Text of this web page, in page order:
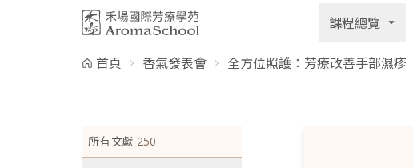
課程總覽
首頁 香氣發表會 全方位照護：芳療改善手部濕疹
所有文獻 250